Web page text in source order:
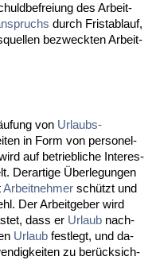
des Ar­beit­
durch Frist­ab­lauf,
be­zweck­ten Ar­beit­
von Ur­laubs­
in Form von per­so­nel­
auf be­trieb­li­che In­ter­es­
Der­ar­ti­ge Über­le­gun­gen
Ar­beit­neh­mer schützt und
Der Ar­beit­ge­ber wird
dass er Ur­laub nach­
Ur­laub fest­legt, und da­
zu berück­sich­